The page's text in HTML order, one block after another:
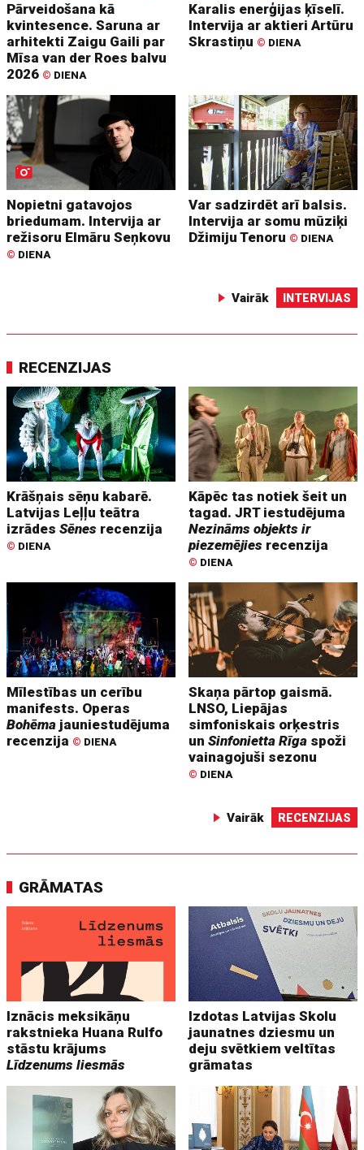
Pārveidošana kā
kvintesence. Saruna ar
arhitekti Zaigu Gaili par
Mīsa van der Roes balvu
2026 © DIENA
Karalis enerģijas ķīselī.
Intervija ar aktieri Artūru
Skrastiņu © DIENA
Nopietni gatavojos
briedumam. Intervija ar
režisoru Elmāru Seņkovu
© DIENA
Var sadzirdēt arī balsis.
Intervija ar somu mūziķi
Džimiju Tenoru © DIENA
Vairāk INTERVIJAS
RECENZIJAS
Krāšņais sēņu kabarē.
Latvijas Leļļu teātra
izrādesSēnes recenzija
© DIENA
Kāpēc tas notiek šeit un
tagad. JRT iestudējuma
Nezināms objekts ir
piezemējies recenzija
© DIENA
Mīlestības un cerību
manifests. Operas
Bohēma jauniestudējuma
recenzija © DIENA
Skaņa pārtop gaismā.
LNSO, Liepājas
simfoniskais orķestris
unSinfonietta Rīga spoži
vainagojuši sezonu
© DIENA
Vairāk RECENZIJAS
GRĀMATAS
Iznācis meksikāņu
rakstnieka Huana Rulfo
stāstu krājums
Līdzenums liesmās
Izdotas Latvijas Skolu
jaunatnes dziesmu un
deju svētkiem veltītas
grāmatas